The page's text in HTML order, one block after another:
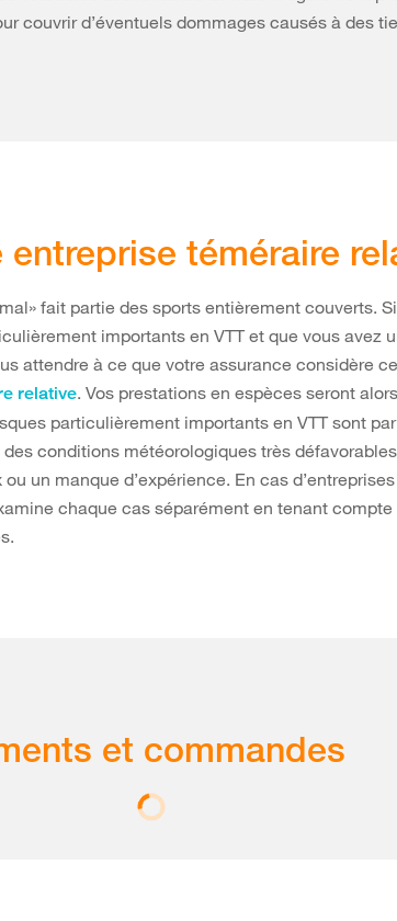
couvrir d’éventuels dommages causés à des
entreprise téméraire
fait partie des sports entièrement couverts.
importants en VTT et que vous avez
attendre à ce que votre assurance considère
relative. Vos prestations en espèces seront
particulièrement importants en VTT sont
conditions météorologiques très
un manque d’expérience. En cas
chaque cas séparément en tenant compte
et commandes